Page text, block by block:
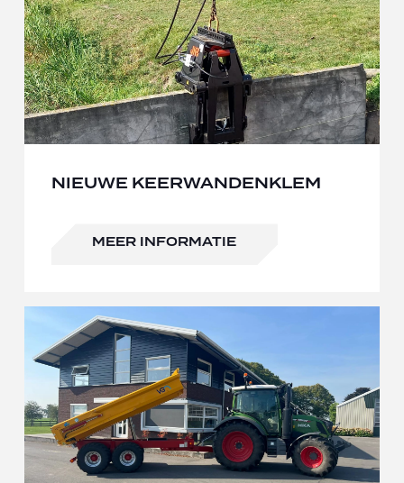
NIEUWE KEERWANDENKLEM
MEER INFORMATIE